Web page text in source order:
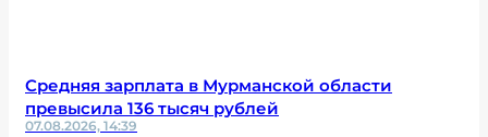
Средняя зарплата в Мурманской области
превысила 136 тысяч рублей
07.08.2026, 14:39